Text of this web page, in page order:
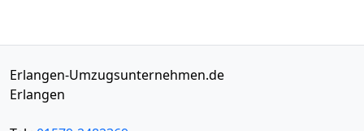
Erlangen-Umzugsunternehmen.de
Erlangen